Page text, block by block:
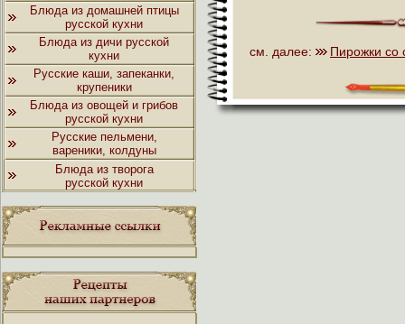
Блюда из домашней птицы
русской кухни
Блюда из дичи русской
кухни
Русские каши, запеканки,
крупеники
Блюда из овощей и грибов
русской кухни
Русские пельмени,
вареники, колдуны
Блюда из творога
русской кухни
см. далее: Пирожки со